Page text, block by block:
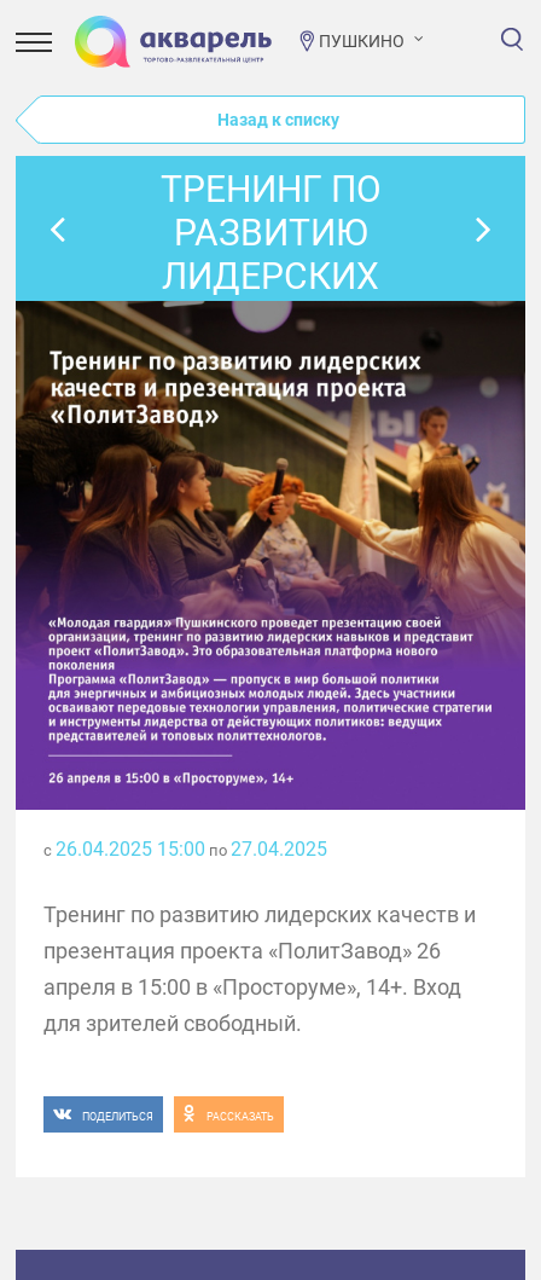
ПУШКИНО
Назад к списку
ТРЕНИНГ ПО
РАЗВИТИЮ
ЛИДЕРСКИХ
КАЧЕСТВ И
ПРЕЗЕНТАЦИЯ
ПРОЕКТА
«ПОЛИТЗАВОД»
с 26.04.2025 15:00 по 27.04.2025
Тренинг по развитию лидерских качеств и
презентация проекта «ПолитЗавод» 26
апреля в 15:00 в «Просторуме», 14+. Вход
для зрителей свободный.
ПОДЕЛИТЬСЯ РАССКАЗАТЬ